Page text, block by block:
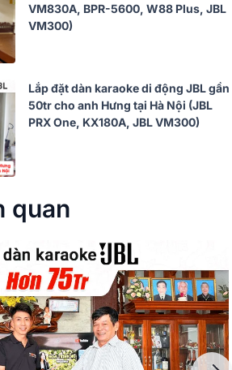
VM830A, BPR-5600, W88 Plus, JBL
VM300)
Lắp đặt dàn karaoke di động JBL gần
50tr cho anh Hưng tại Hà Nội (JBL
PRX One, KX180A, JBL VM300)
quan